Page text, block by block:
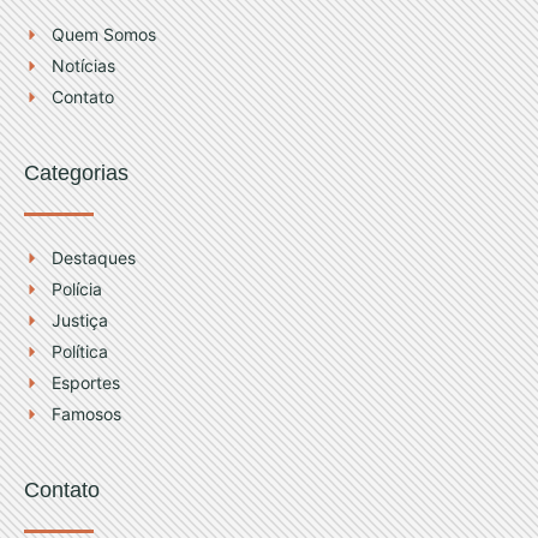
r
a
m
e
Quem Somos
Notícias
Contato
Categorias
Destaques
Polícia
Justiça
Política
Esportes
Famosos
Contato